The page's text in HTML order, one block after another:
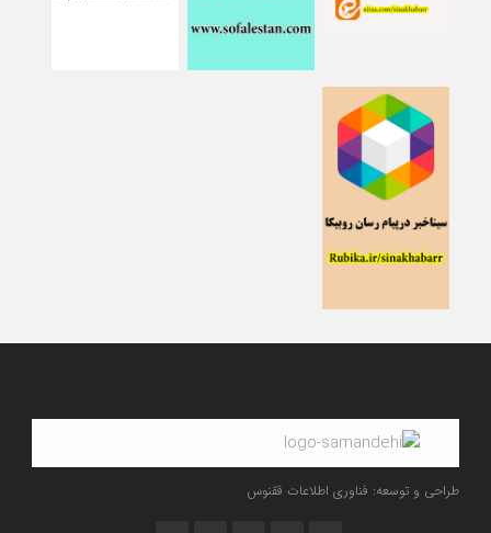
طراحی و توسعه: فناوری اطلاعات ققنوس